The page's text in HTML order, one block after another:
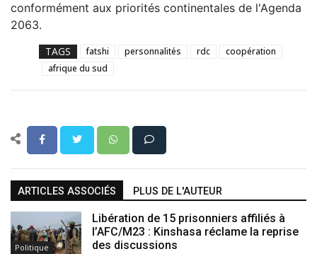
conformément aux priorités continentales de l'Agenda
2063.
TAGS fatshi personnalités rdc
coopération
afrique du sud
ARTICLES ASSOCIÉS PLUS DE L'AUTEUR
Politique
Libération de 15 prisonniers affiliés à
l’AFC/M23 : Kinshasa réclame la reprise
des discussions